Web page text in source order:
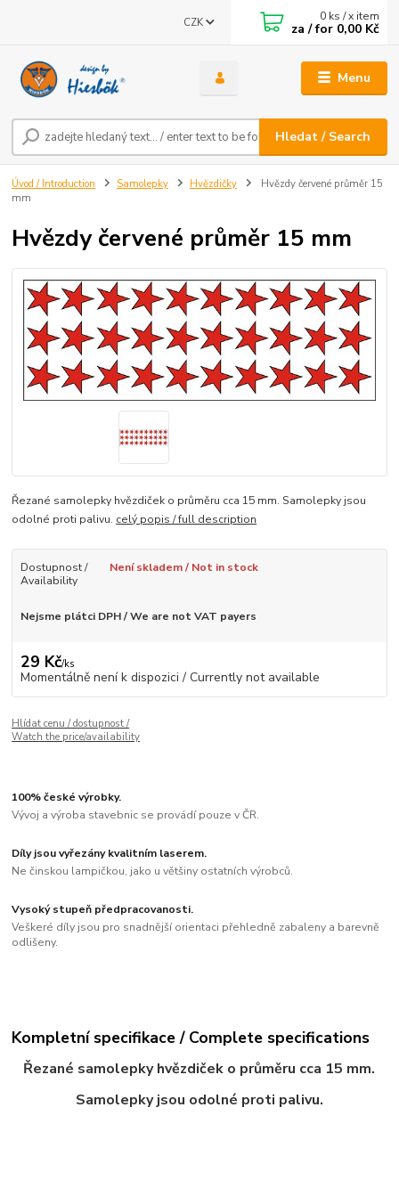
Menu
CZK
Hledat / Search
0 ks / x item
za / for 0,00 Kč
Úvod / Introduction Samolepky Hvězdičky
Hvězdy červené průměr 15
mm
Hvězdy červené průměr 15 mm
Řezané samolepky hvězdiček o průměru cca 15 mm. Samolepky jsou
odolné proti palivu. celý popis / full description
Dostupnost /
Availability
Není skladem / Not in stock
Nejsme plátci DPH / We are not VAT payers
29 Kč/ks
Momentálně není k dispozici / Currently not available
Hlídat cenu / dostupnost /
Watch the price/availability
100% české výrobky.
Vývoj a výroba stavebnic se provádí pouze v ČR.
Díly jsou vyřezány kvalitním laserem.
Ne činskou lampičkou, jako u většiny ostatních výrobců.
Vysoký stupeň předpracovanosti.
Veškeré díly jsou pro snadnější orientaci přehledně zabaleny a barevně
odlišeny.
Kompletní specifikace / Complete specifications
Řezané samolepky hvězdiček o průměru cca 15 mm.
Samolepky jsou odolné proti palivu.